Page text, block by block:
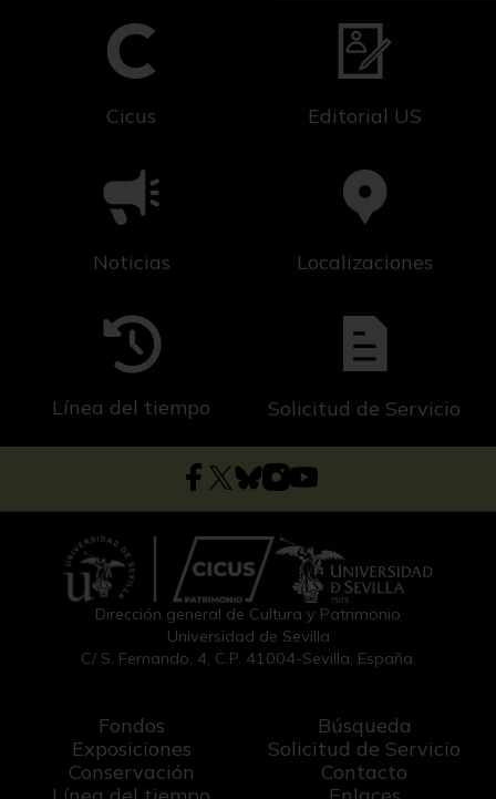
Cicus Editorial US
Noticias Localizaciones
Línea del tiempo Solicitud de Servicio
Dirección general de Cultura y Patrimonio
Universidad de Sevilla
C/ S. Fernando, 4, C.P. 41004-Sevilla, España.
Fondos
Exposiciones
Conservación
Búsqueda
Solicitud de Servicio
Contacto